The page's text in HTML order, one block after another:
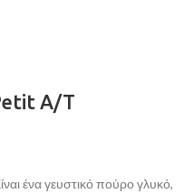
A/T
ένα γευστικό πούρο γλυκό,